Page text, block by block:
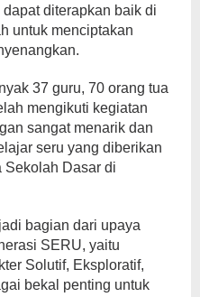
diterapkan baik di
untuk menciptakan
37 guru, 70 orang tua
mengikuti kegiatan
sangat menarik dan
seru yang diberikan
Sekolah Dasar di
bagian dari upaya
SERU, yaitu
Solutif, Eksploratif,
bekal penting untuk